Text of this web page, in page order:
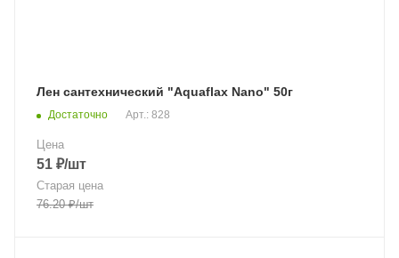
Лен сантехнический "Aquaflax Nano" 50г
Достаточно Арт.: 828
Цена
51 ₽/шт
Старая цена
76.20₽/шт